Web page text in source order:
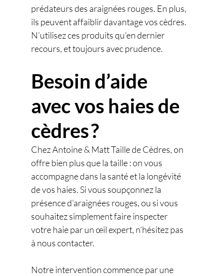
prédateurs des araignées rouges. En plus,
ils peuvent affaiblir davantage vos cèdres.
N’utilisez ces produits qu’en dernier
recours, et toujours avec prudence.
Besoin d’aide
avec vos haies de
cèdres ?
Chez Antoine & Matt Taille de Cèdres, on
offre bien plus que la taille : on vous
accompagne dans la santé et la longévité
de vos haies. Si vous soupçonnez la
présence d’araignées rouges, ou si vous
souhaitez simplement faire inspecter
votre haie par un œil expert, n’hésitez pas
à nous contacter.
Notre intervention commence par une